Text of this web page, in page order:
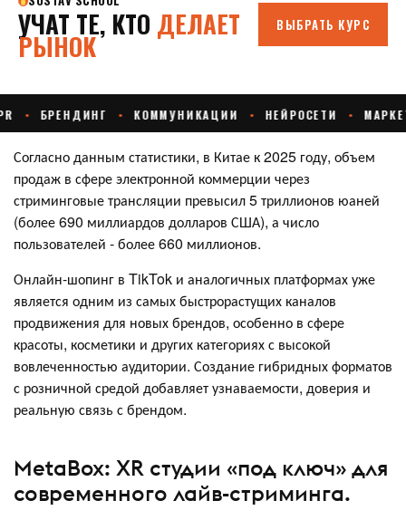
Согласно данным статистики, в Китае к 2025 году, объем
продаж в сфере электронной коммерции через
стриминговые трансляции превысил 5 триллионов юаней
(более 690 миллиардов долларов США), а число
пользователей - более 660 миллионов.
Онлайн-шопинг в TikTok и аналогичных платформах уже
является одним из самых быстрорастущих каналов
продвижения для новых брендов, особенно в сфере
красоты, косметики и других категориях с высокой
вовлеченностью аудитории. Создание гибридных форматов
с розничной средой добавляет узнаваемости, доверия и
реальную связь с брендом.
MetaBox: XR студии «под ключ» для
современного лайв-стриминга.